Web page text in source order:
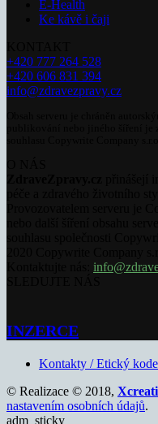
E-Health
Ke kávě i čaji
+420 777 264 528
+420 606 831 394
info@zdravezpravy.cz
INZERCE
Kontakty / Etický
© Realizace © 2018,
nastavením osobních údajů.
adm_sticky